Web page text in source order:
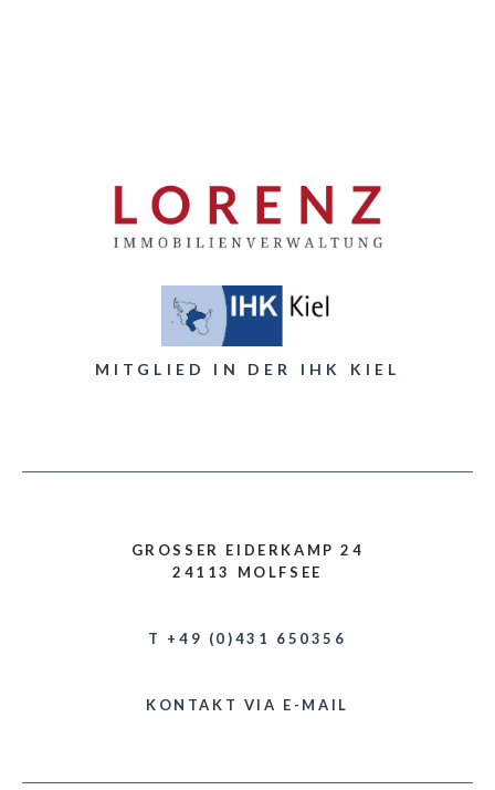
MITGLIED IN DER IHK KIEL
GROSSER EIDERKAMP 24
24113 MOLFSEE
T +49 (0)431 650356
KONTAKT VIA E-MAIL